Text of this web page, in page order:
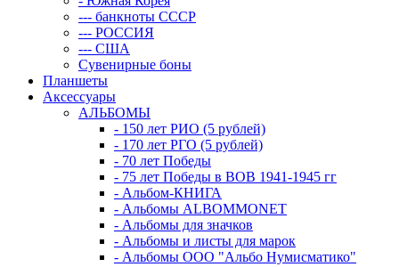
--- банкноты СССР
--- РОССИЯ
--- США
Сувенирные боны
Планшеты
Аксессуары
АЛЬБОМЫ
- 150 лет РИО (5 рублей)
- 170 лет РГО (5 рублей)
- 70 лет Победы
- 75 лет Победы в ВОВ 1941-1945 гг
- Альбом-КНИГА
- Альбомы ALBOMMONET
- Альбомы для значков
- Альбомы и листы для марок
- Альбомы ООО "Альбо Нумисматико"